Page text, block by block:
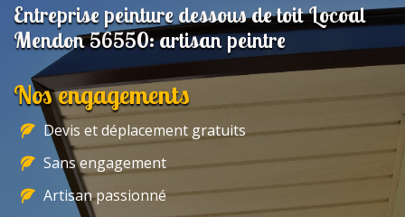
Entreprise peinture dessous de toit Locoal
Mendon 56550: artisan peintre
Nos engagements
Devis et déplacement gratuits
Sans engagement
Artisan passionné